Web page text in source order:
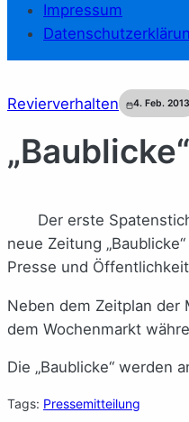
Impressum
Revierverhalten 4. Feb. 2013
Der erste
neue Zeitung
Presse und
Neben dem Zeitplan der
dem Wochenmarkt
Die „Baublicke“ werden
Tags: Pressemitteilung